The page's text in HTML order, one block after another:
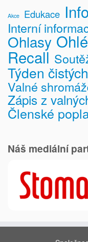
Akce Edukace
Interní
Ohlasy
Recall
Týden
Valné
Zápis z
Členské
Náš mediální